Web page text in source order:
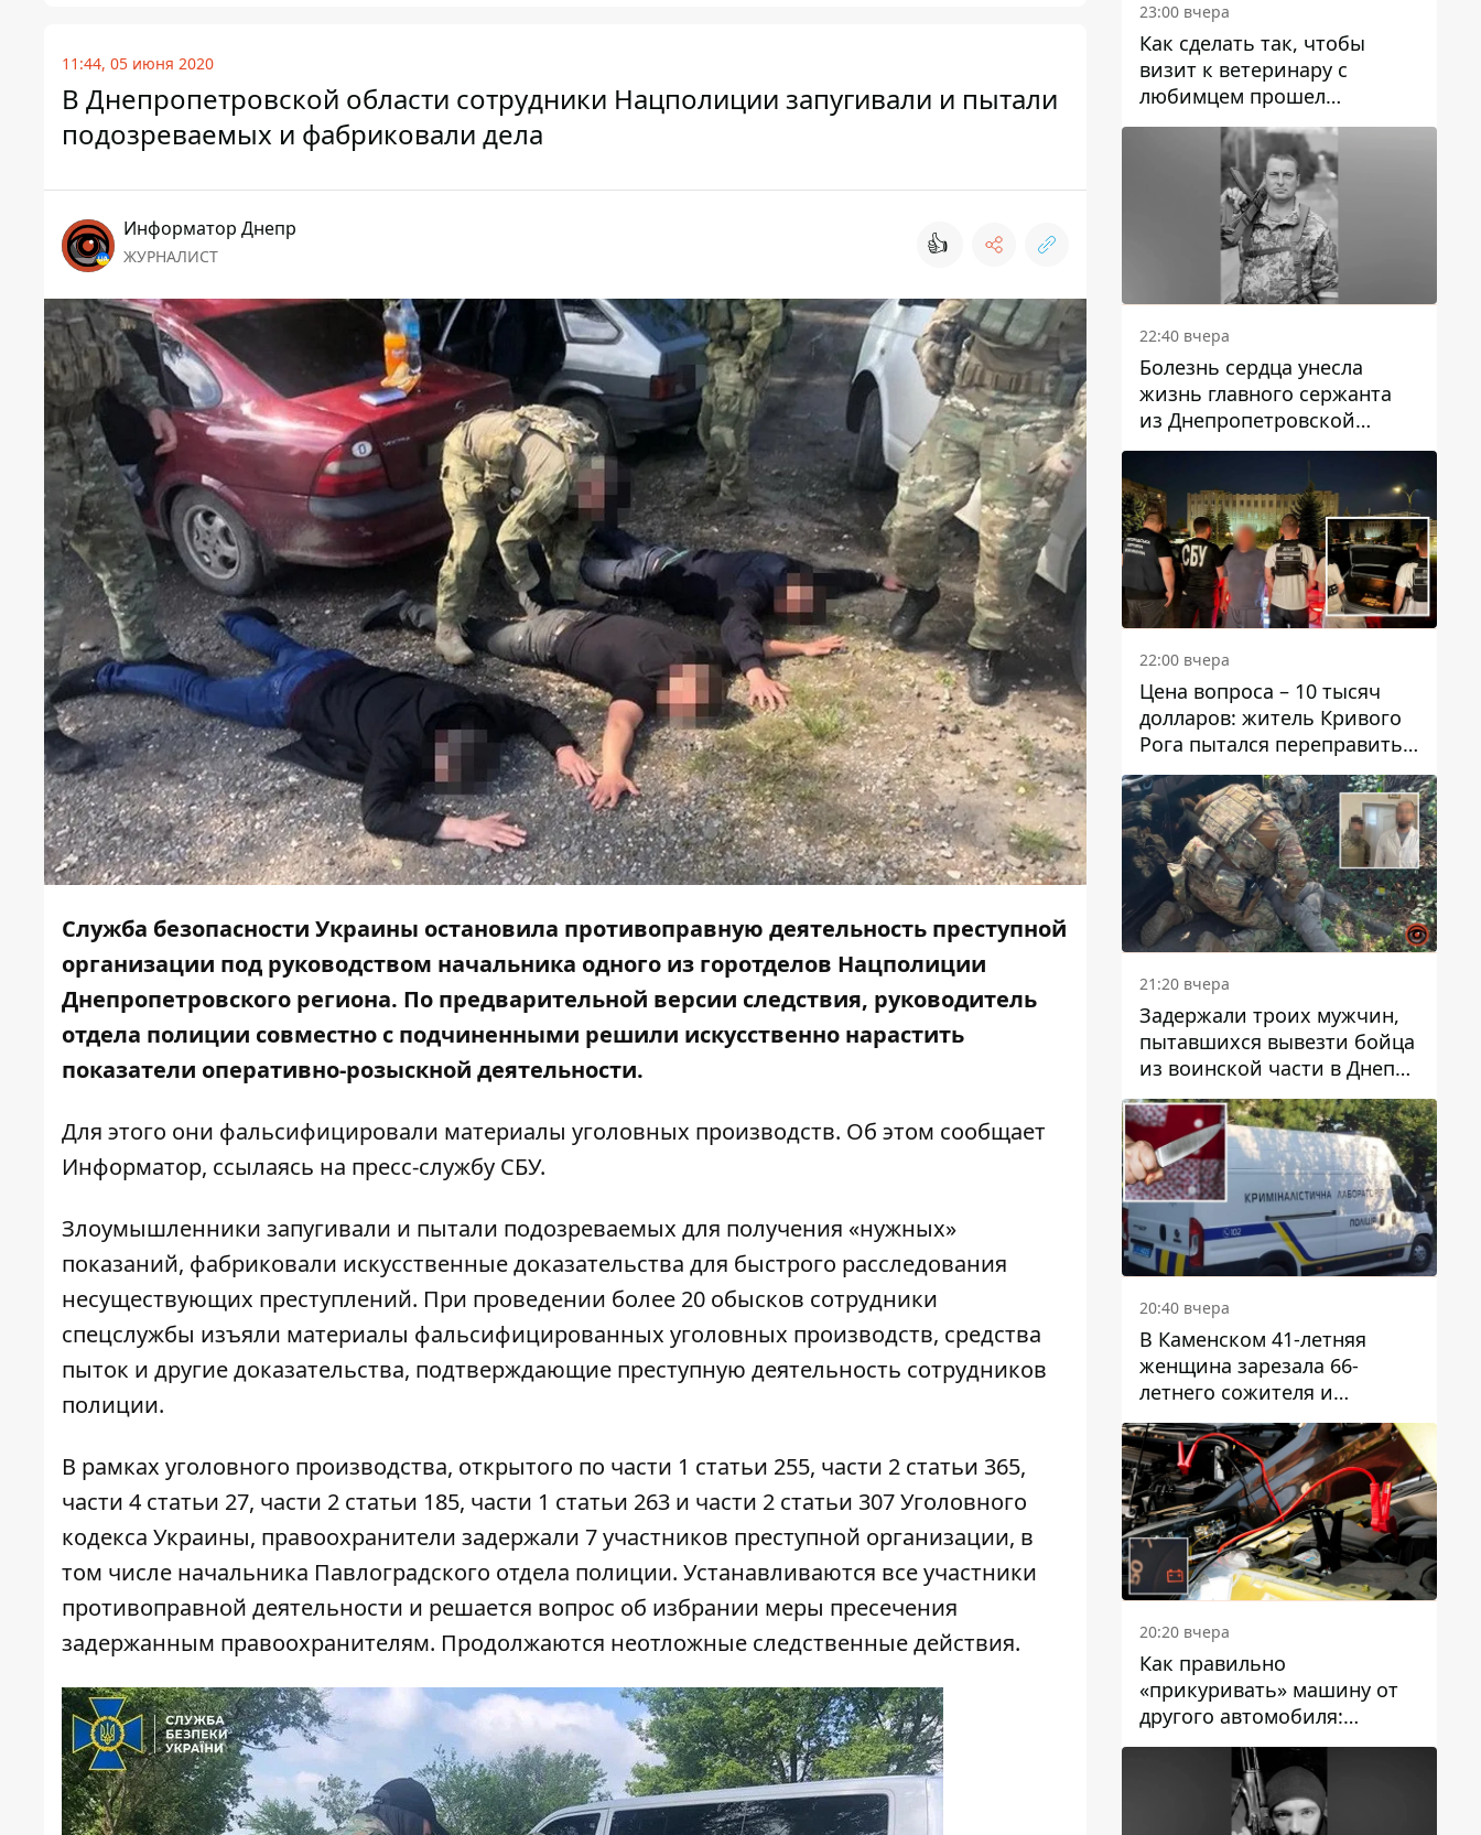
11:44, 05 июня 2020
В Днепропетровской области сотрудники Нацполиции запугивали и пытали
подозреваемых и фабриковали дела
Информатор Днепр
ЖУРНАЛИСТ 👍
Служба безопасности Украины остановила противоправную деятельность преступной
организации под руководством начальника одного из горотделов Нацполиции
Днепропетровского региона. По предварительной версии следствия, руководитель
отдела полиции совместно с подчиненными решили искусственно нарастить
показатели оперативно-розыскной деятельности.
Для этого они фальсифицировали материалы уголовных производств. Об этом сообщает
Информатор, ссылаясь на пресс-службу СБУ.
Злоумышленники запугивали и пытали подозреваемых для получения «нужных»
показаний, фабриковали искусственные доказательства для быстрого расследования
несуществующих преступлений. При проведении более 20 обысков сотрудники
спецслужбы изъяли материалы фальсифицированных уголовных производств, средства
пыток и другие доказательства, подтверждающие преступную деятельность сотрудников
полиции.
В рамках уголовного производства, открытого по части 1 статьи 255, части 2 статьи 365,
части 4 статьи 27, части 2 статьи 185, части 1 статьи 263 и части 2 статьи 307 Уголовного
кодекса Украины, правоохранители задержали 7 участников преступной организации, в
том числе начальника Павлоградского отдела полиции. Устанавливаются все участники
противоправной деятельности и решается вопрос об избрании меры пресечения
задержанным правоохранителям. Продолжаются неотложные следственные действия.
23:00 вчера
Как сделать так, чтобы
визит к ветеринару с
любимцем прошел
спокойно: простые советы
22:40 вчера
Болезнь сердца унесла
жизнь главного сержанта
из Днепропетровской
области Юрия Свистуна
22:00 вчера
Цена вопроса – 10 тысяч
долларов: житель Кривого
Рога пытался переправить
мужчину в Словакию
21:20 вчера
Задержали троих мужчин,
пытавшихся вывезти бойца
из воинской части в Днепр
за 7 тысяч долларов: среди
них был врач
20:40 вчера
В Каменском 41-летняя
женщина зарезала 66-
летнего сожителя и
пыталась обмануть
полицейских
20:20 вчера
Как правильно
«прикуривать» машину от
другого автомобиля:
инструкция для водителей